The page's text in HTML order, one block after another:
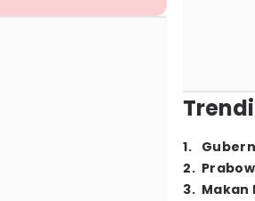
1.
2.
3. Makan